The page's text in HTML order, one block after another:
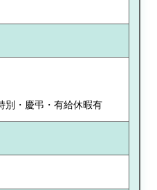
別・慶弔・有給休暇有